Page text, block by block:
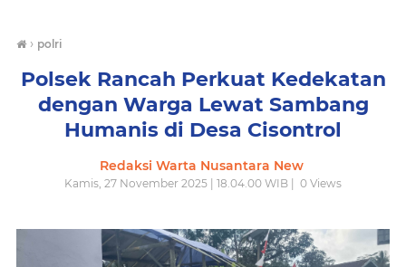
› polri
Polsek Rancah Perkuat Kedekatan
dengan Warga Lewat Sambang
Humanis di Desa Cisontrol
Redaksi Warta Nusantara New
Kamis, 27 November 2025 | 18.04.00 WIB | 0 Views